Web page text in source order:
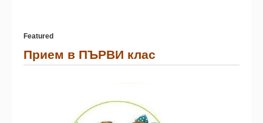
Featured
Прием в ПЪРВИ клас